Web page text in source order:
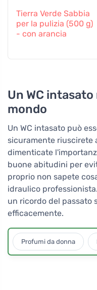
Tierra Verde Sabbia
per la pulizia (500 g)
- con arancia
Un WC
mondo
Un WC intasato può
sicuramente riuscirete
dimenticate
buone abitudini per
proprio non sapete
idraulico
un ricordo del passato
efficacemente.
Profumi da donna